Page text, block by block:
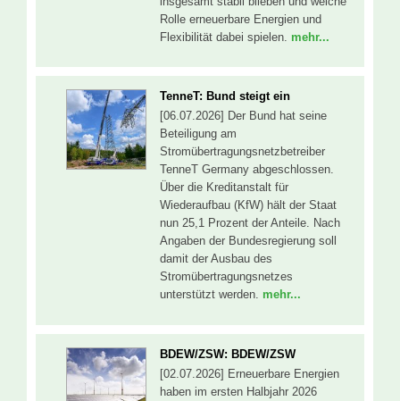
Rolle erneuerbare Energien und
Flexibilität dabei spielen. mehr...
TenneT: Bund steigt ein
[06.07.2026] Der Bund hat seine
Beteiligung am
Stromübertragungsnetzbetreiber
TenneT Germany abgeschlossen.
Über die Kreditanstalt für
Wiederaufbau (KfW) hält der Staat
nun 25,1 Prozent der Anteile. Nach
Angaben der Bundesregierung soll
damit der Ausbau des
Stromübertragungsnetzes
unterstützt werden. mehr...
BDEW/ZSW: BDEW/ZSW
[02.07.2026] Erneuerbare Energien
haben im ersten Halbjahr 2026